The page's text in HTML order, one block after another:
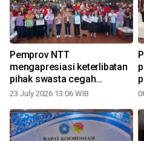
Pemprov NTT
mengapresiasi keterlibatan
pihak swasta cegah
stunting
23 July 2026 13:06 WIB